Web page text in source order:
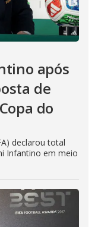
após
de
do
declarou total
Infantino em meio